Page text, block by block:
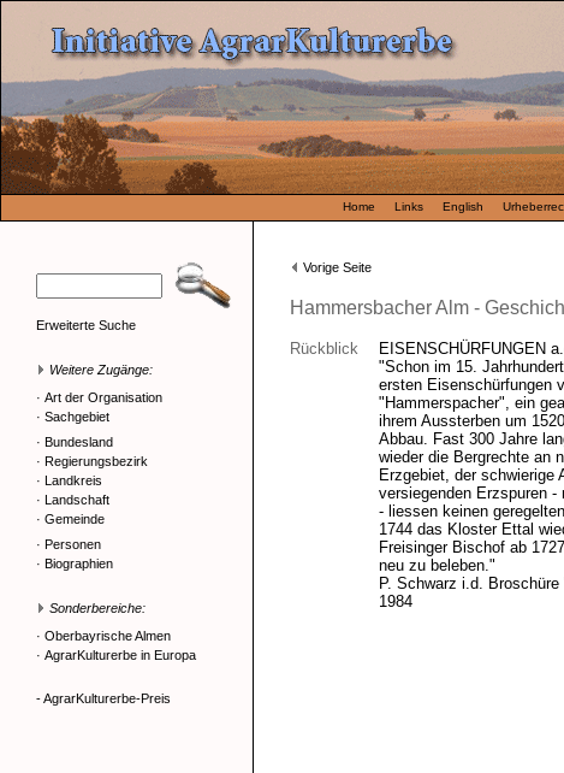
Home Links English
Erweiterte Suche
Weitere Zugänge:
· Art der Organisation
· Sachgebiet
· Bundesland
· Regierungsbezirk
· Landkreis
· Landschaft
· Gemeinde
· Personen
· Biographien
Sonderbereiche:
· Oberbayrische Almen
· AgrarKulturerbe in Europa
- AgrarKulturerbe-Preis
Vorige Seite
Hammersbacher Alm -
Rückblick
EISENSCHÜRFUNGEN
"Schon im 15.
ersten Eisenschürfungen
"Hammerspacher", ein
ihrem Aussterben um
Abbau. Fast 300 Jahre
wieder die Bergrechte an
Erzgebiet, der schwierige
versiegenden Erzspuren
- liessen keinen
1744 das Kloster Ettal
Freisinger Bischof ab
neu zu beleben."
P. Schwarz i.d.
1984